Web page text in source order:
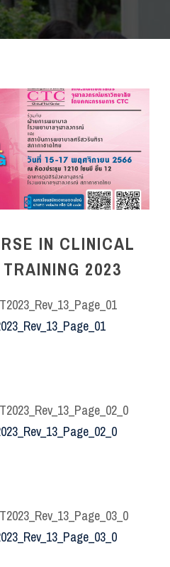
IN CLINICAL
2023